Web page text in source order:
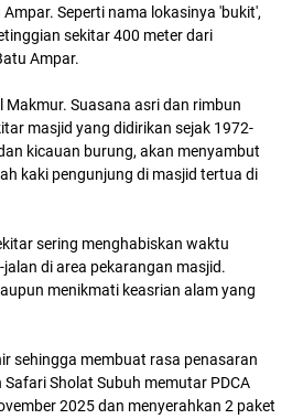
Seperti nama lokasinya 'bukit',
sekitar 400 meter dari
Ampar.
Makmur. Suasana asri dan rimbun
masjid yang didirikan sejak 1972-
kicauan burung, akan menyambut
kaki pengunjung di masjid tertua di
sering menghabiskan waktu
di area pekarangan masjid.
menikmati keasrian alam yang
sehingga membuat rasa penasaran
Sholat Subuh memutar PDCA
2025 dan menyerahkan 2 paket